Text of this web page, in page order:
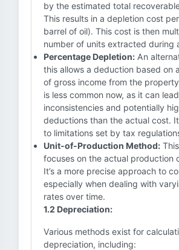
by the estimated total
This results in a depletion cost
barrel of oil). This cost is then
number of units extracted during
Percentage Depletion: An
this allows a deduction based on
of gross income from the
is less common now, as it can
inconsistencies and potentially
deductions than the actual cost.
to limitations set by tax
Unit-of-Production Method:
focuses on the actual production
It’s a more precise approach to
especially when dealing with
rates over time.
1.2 Depreciation:
Various methods exist for
depreciation, including: